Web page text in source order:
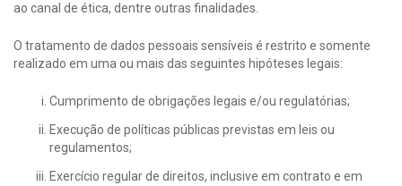
ao canal de ética, dentre outras finalidades.
O tratamento de dados pessoais sensíveis é restrito e somente
realizado em uma ou mais das seguintes hipóteses legais:
Cumprimento de obrigações legais e/ou regulatórias;
Execução de políticas públicas previstas em leis ou
regulamentos;
Exercício regular de direitos, inclusive em contrato e em